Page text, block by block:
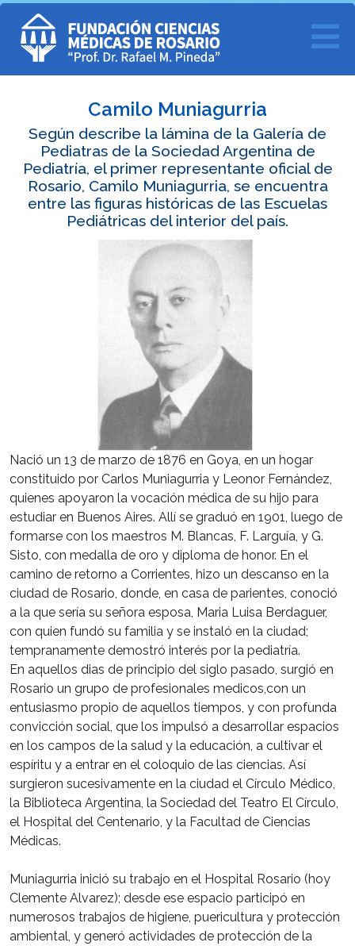
Camilo Muniagurria
Según describe la lámina de la Galería de
Pediatras de la Sociedad Argentina de
Pediatría, el primer representante oficial de
Rosario, Camilo Muniagurria, se encuentra
entre las figuras históricas de las Escuelas
Pediátricas del interior del país.
Nació un 13 de marzo de 1876 en Goya, en un hogar
constituido por Carlos Muniagurria y Leonor Fernández,
quienes apoyaron la vocación médica de su hijo para
estudiar en Buenos Aires. Allí se graduó en 1901, luego de
formarse con los maestros M. Blancas, F. Larguía, y G.
Sisto, con medalla de oro y diploma de honor. En el
camino de retorno a Corrientes, hizo un descanso en la
ciudad de Rosario, donde, en casa de parientes, conoció
a la que sería su señora esposa, Maria Luisa Berdaguer,
con quien fundó su familia y se instaló en la ciudad;
tempranamente demostró interés por la pediatría.
En aquellos dias de principio del siglo pasado, surgió en
Rosario un grupo de profesionales medicos,con un
entusiasmo propio de aquellos tiempos, y con profunda
convicción social, que los impulsó a desarrollar espacios
en los campos de la salud y la educación, a cultivar el
espíritu y a entrar en el coloquio de las ciencias. Así
surgieron sucesivamente en la ciudad el Círculo Médico,
la Biblioteca Argentina, la Sociedad del Teatro El Círculo,
el Hospital del Centenario, y la Facultad de Ciencias
Médicas.
Muniagurria inició su trabajo en el Hospital Rosario (hoy
Clemente Alvarez); desde ese espacio participó en
numerosos trabajos de higiene, puericultura y protección
ambiental, y generó actividades de protección de la